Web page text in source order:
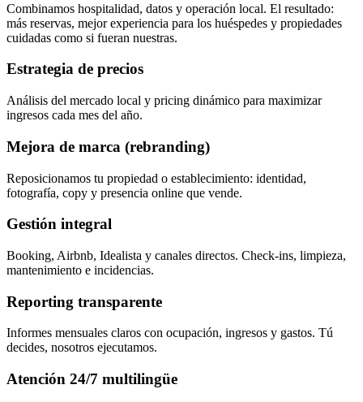
Combinamos hospitalidad, datos y operación local. El resultado:
más reservas, mejor experiencia para los huéspedes y propiedades
cuidadas como si fueran nuestras.
Estrategia de precios
Análisis del mercado local y pricing dinámico para maximizar
ingresos cada mes del año.
Mejora de marca (rebranding)
Reposicionamos tu propiedad o establecimiento: identidad,
fotografía, copy y presencia online que vende.
Gestión integral
Booking, Airbnb, Idealista y canales directos. Check-ins, limpieza,
mantenimiento e incidencias.
Reporting transparente
Informes mensuales claros con ocupación, ingresos y gastos. Tú
decides, nosotros ejecutamos.
Atención 24/7 multilingüe